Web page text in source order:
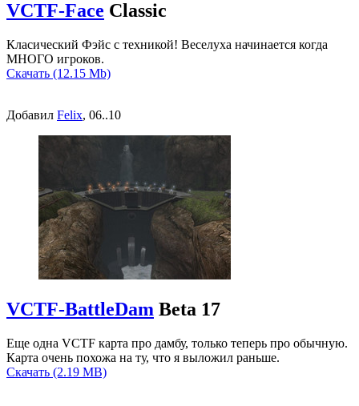
VCTF-Face Classic
Класический Фэйс с техникой! Веселуха начинается когда
МНОГО игроков.
Скачать (12.15 Mb)
Добавил Felix, 06..10
VCTF-BattleDam Beta 17
Еще одна VCTF карта про дамбу, только теперь про обычную.
Карта очень похожа на ту, что я выложил раньше.
Скачать (2.19 MB)